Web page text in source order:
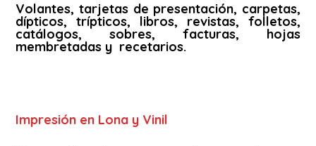
Volantes, tarjetas de presentación, carpetas,
dípticos, trípticos, libros, revistas, folletos,
catálogos, sobres, facturas, hojas
membretadas y recetarios.
Impresión en Lona y Vinil